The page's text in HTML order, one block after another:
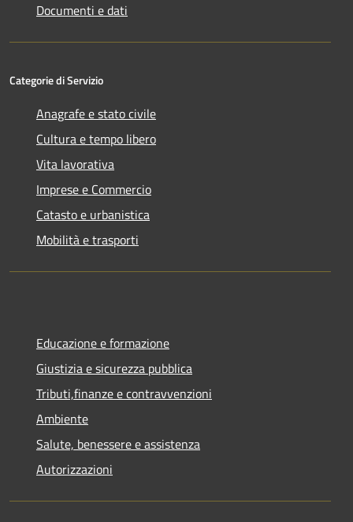
Documenti e dati
Categorie di Servizio
Anagrafe e stato civile
Cultura e tempo libero
Vita lavorativa
Imprese e Commercio
Catasto e urbanistica
Mobilità e trasporti
Educazione e formazione
Giustizia e sicurezza pubblica
Tributi,finanze e contravvenzioni
Ambiente
Salute, benessere e assistenza
Autorizzazioni